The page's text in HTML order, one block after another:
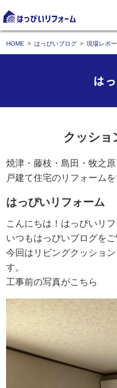
HOME はっぴいブログ 現場レポー
は
クッショ
焼津・藤枝・島田・牧之
戸建て住宅のリフォーム
はっぴいリフォーム
こんにちは！はっぴいリ
いつもはっぴいブログを
今回はリビングクッショ
す。
工事前の写真がこちら